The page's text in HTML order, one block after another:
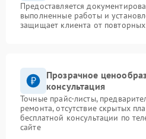
Предоставляется
выполненные работы и
защищает клиента от
Прозрачное
консультация
Точные прайс-листы,
ремонта, отсутствие скрытых
бесплатной консультации по
сайте